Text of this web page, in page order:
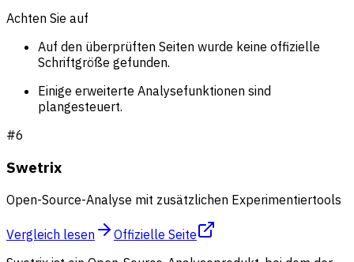
Achten Sie auf
Auf den überprüften Seiten wurde keine offizielle
Schriftgröße gefunden.
Einige erweiterte Analysefunktionen sind
plangesteuert.
#6
Swetrix
Open-Source-Analyse mit zusätzlichen Experimentiertools
Vergleich lesen
Offizielle Seite